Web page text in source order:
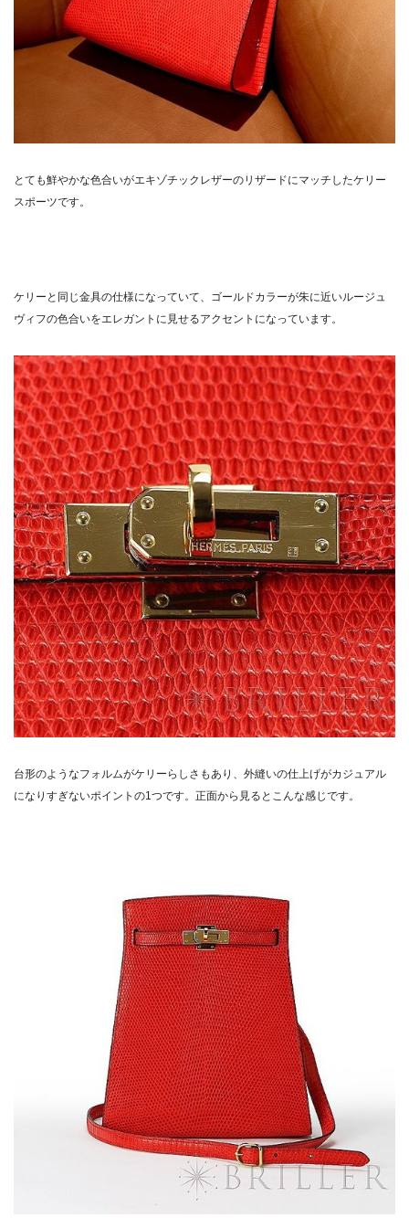
とても鮮やかな色合いがエキゾチックレザーのリザードにマッチしたケリー
スポーツです。
ケリーと同じ金具の仕様になっていて、ゴールドカラーが朱に近いルージュ
ヴィフの色合いをエレガントに見せるアクセントになっています。
台形のようなフォルムがケリーらしさもあり、外縫いの仕上げがカジュアル
になりすぎないポイントの1つです。正面から見るとこんな感じです。